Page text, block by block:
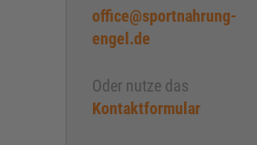
office@sportnahrung-
engel.de
Oder nutze das
Kontaktformular